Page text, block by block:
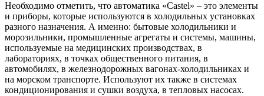
Необходимо отметить, что автоматика «Castel» – это элементы
и приборы, которые используются в холодильных установках
разного назначения. А именно: бытовые холодильники и
морозильники, промышленные агрегаты и системы, машины,
используемые на медицинских производствах, в
лабораториях, в точках общественного питания, в
автомобилях, в железнодорожных вагонах-холодильниках и
на морском транспорте. Используют их также в системах
кондиционирования и сушки воздуха, в тепловых насосах.